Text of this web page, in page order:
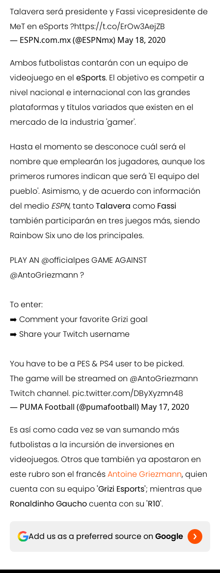
Talavera será presidente y Fassi vicepresidente de
MeT en eSports ?https://t.co/ErOw3AejZB
— ESPN.com.mx (@ESPNmx) May 18, 2020
Ambos futbolistas contarán con un equipo de
videojuego en el eSports. El objetivo es competir a
nivel nacional e internacional con las grandes
plataformas y títulos variados que existen en el
mercado de la industria 'gamer'.
Hasta el momento se desconoce cuál será el
nombre que emplearán los jugadores, aunque los
primeros rumores indican que será 'El equipo del
pueblo'. Asimismo, y de acuerdo con información
del medio ESPN, tantoTalavera como Fassi
también participarán en tres juegos más, siendo
Rainbow Six uno de los principales.
PLAY AN @officialpesGAME AGAINST
@AntoGriezmann ?
To enter:
➡️ Comment your favorite Grizi goal
➡️ Share your Twitch username
You have to be a PES & PS4 user to be picked.
The game will be streamed on @AntoGriezmann
Twitch channel. pic.twitter.com/DByXyzmn48
— PUMA Football (@pumafootball) May 17, 2020
Es así como cada vez se van sumando más
futbolistas a la incursión de inversiones en
videojuegos. Otros que también ya apostaron en
este rubro son el francésAntoine Griezmann, quien
cuenta con su equipo'Grizi Esports'; mientras que
Ronaldinho Gauchocuenta con su 'R10'.
Add us as a preferred source on Google